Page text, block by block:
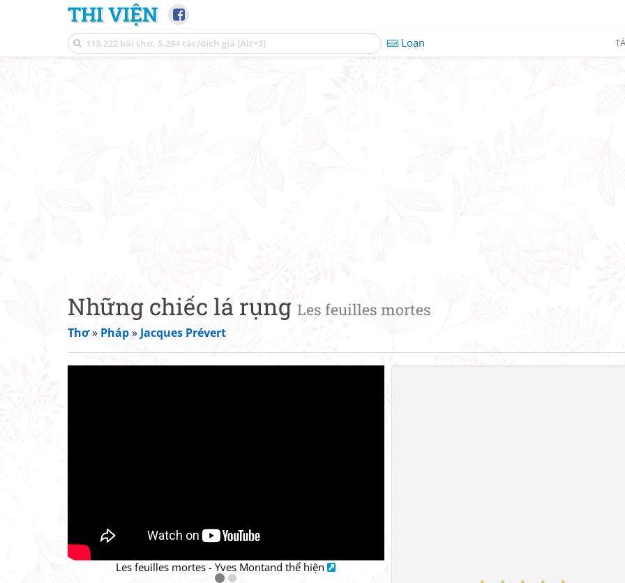
THI VIỆN
Loạn
Những chiếc lá rụng Les feuilles mortes
Thơ» Pháp» Jacques Prévert
Les feuilles mortes - Yves Montand thể hiện